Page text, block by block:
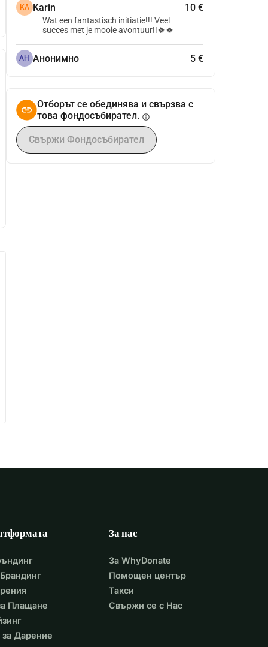
KA Karin 10 €
Wat een fantastisch initiatie!!! Veel
succes met je mooie avontuur!!🍀🍀
АН Анонимно 5 €
Отборът се обединява и свързва с
това фондосъбирател. info
Свържи Фондосъбирател
Плащане
Дарение
За нас
За WhyDonate
Помощен център
Такси
Свържи се с Нас